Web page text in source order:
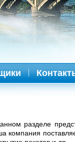
разделе
компания